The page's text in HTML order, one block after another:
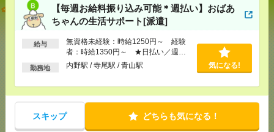
【毎週お給料振り込み可能＊週払い】おばあ
ちゃんの生活サポート[派遣]
給与
無資格未経験：時給1250円～ 経験
者：時給1350円～ ★日払い／週払
い制度あり（月払いも選べます）※稼
勤務地 内野駅 / 寺尾駅 / 青山駅 気になる!
スキップ どちらも気になる！
＼病院に疲れたあなたへ！／施設でおばあちゃんの
健康管理＊医療行為ほぼ無し[派遣]
[給 与]時給1660円～ ■週払いOK ■日収1万
[交通費]交通費全額支給
気になる！
の生活サポート[派遣]